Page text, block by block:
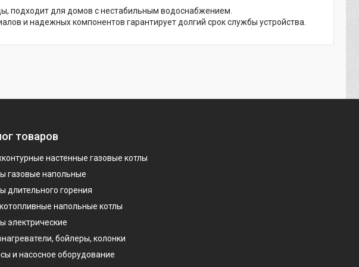
подходит для домов с нестабильным водоснабжением.
и надежных компонентов гарантирует долгий срок службы устройства.
товаров
настенные газовые котлы
газовые напольные
длительного горения
напольные котлы
электрические
бойлеры, колонки
и насосное оборудование